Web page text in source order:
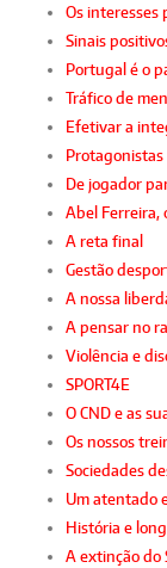
Os interesses
Sinais
Portugal é o
Tráfico de
Efetivar a
Protagonistas
De jogador
Abel Ferreira,
A reta final
Gestão
A nossa
A pensar no
Violência e
SPORT4E
O CND e as
Os nossos
Sociedades
Um atentado
História e
A extinção do